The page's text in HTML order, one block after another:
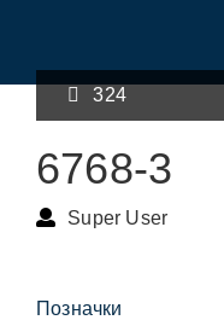
324
6768-3
Super User
Позначки